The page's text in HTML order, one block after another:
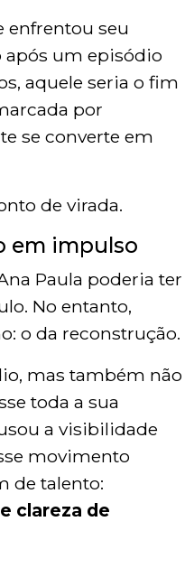
enfrentou seu
após um episódio
aquele seria o fim
por
se converte em
de virada.
em impulso
Paula poderia ter
No entanto,
o da reconstrução.
mas também não
toda a sua
a visibilidade
movimento
de talento:
clareza de